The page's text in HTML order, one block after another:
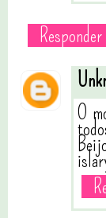
Responder
O